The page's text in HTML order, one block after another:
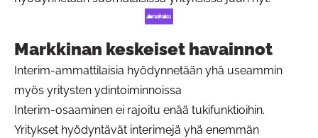
Markkinan keskeiset havainnot
Interim-ammattilaisia hyödynnetään yhä useammin
myös yritysten ydintoiminnoissa
Interim-osaaminen ei rajoitu enää tukifunktioihin.
Yritykset hyödyntävät interimejä yhä enemmän